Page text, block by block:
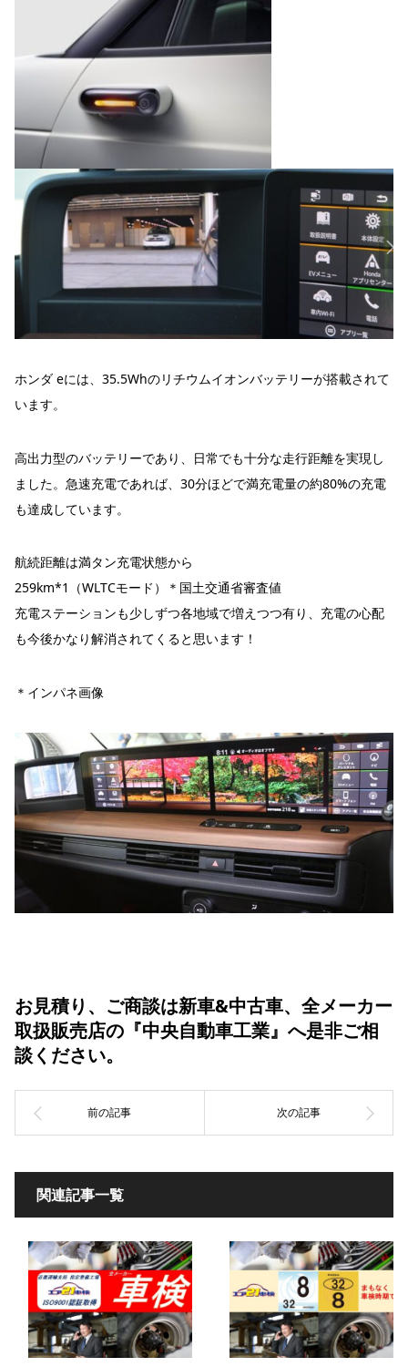
ホンダ eには、35.5Whのリチウムイオンバッテリーが搭載されて
います。
高出力型のバッテリーであり、日常でも十分な走行距離を実現し
ました。急速充電であれば、30分ほどで満充電量の約80%の充電
も達成しています。
航続距離は満タン充電状態から
259km*1（WLTCモード）＊国土交通省審査値
充電ステーションも少しずつ各地域で増えつつ有り、充電の心配
も今後かなり解消されてくると思います！
＊インパネ画像
お見積り、ご商談は新車&中古車、全メーカー
取扱販売店の『中央自動車工業』へ是非ご相
談ください。
関連記事一覧